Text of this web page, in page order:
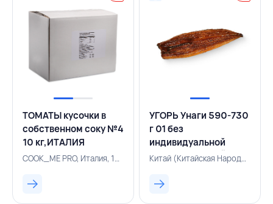
ТОМАТЫ кусочки в
собственном соку №4
10 кг,ИТАЛИЯ
COOK_ME PRO, Италия, 154300771
УГОРЬ Унаги 590-730
г 01 без
индивидуальной
упаковки, КИТАЙ
Китай (Китайская Народная Республика), 500001950